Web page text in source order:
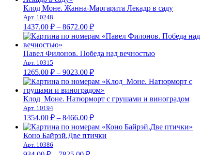
Клод Моне. Жанна-Маргарита Лекадр в саду
Арт. 10248
1437.00 ₽ – 8672.00 ₽Диапазон
цен:
–
Павел Филонов. Победа над вечностью
Арт. 10315
1265.00 ₽ – 9023.00 ₽Диапазон
цен:
1265.00 ₽
–
Клод Моне. Натюрморт с грушами и виноградом
Арт. 10194
1354.00 ₽ – 8466.00 ₽Диапазон
цен:
1354.00 ₽
Коно Байрэй.Две птички
Арт. 10386
Диапазон